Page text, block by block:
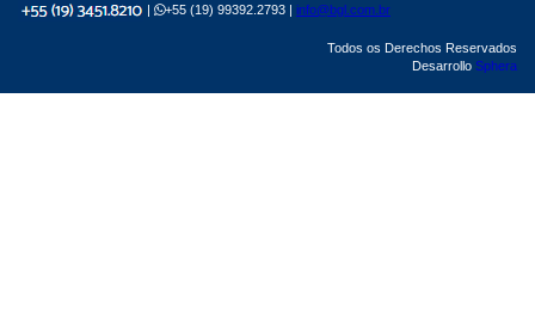
|
+55 (19) 99392.2793 | info@bgl.com.br
Todos os Derechos Reservados
Desarrollo Sphera